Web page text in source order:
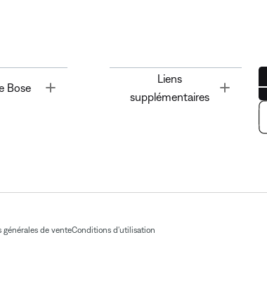
Bose Toggle
Liens
supplémentaires
générales de venteConditions d'utilisation